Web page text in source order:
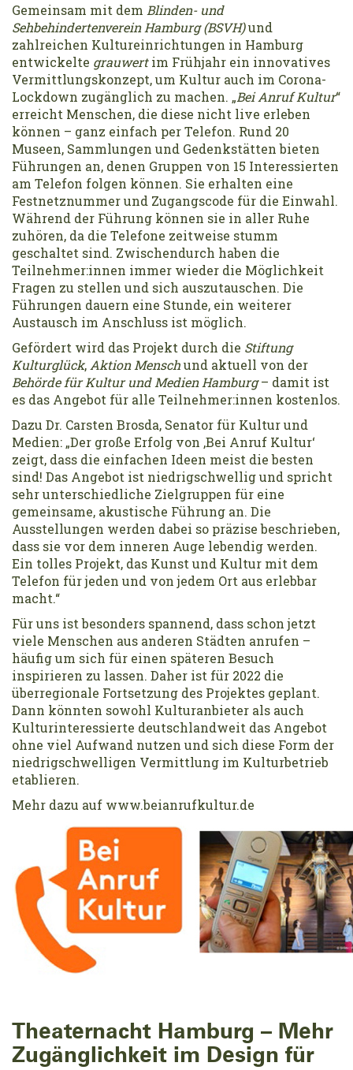
Gemeinsam mit dem Blinden- und
Sehbehindertenverein Hamburg (BSVH)und
zahlreichen Kultureinrichtungen in Hamburg
entwickelte grauwertim Frühjahr ein innovatives
Vermittlungskonzept, um Kultur auch im Corona-
Lockdown zugänglich zu machen. „Bei Anruf Kultur“
erreicht Menschen, die diese nicht live erleben
können – ganz einfach per Telefon. Rund 20
Museen, Sammlungen und Gedenkstätten bieten
Führungen an, denen Gruppen von 15 Interessierten
am Telefon folgen können. Sie erhalten eine
Festnetznummer und Zugangscode für die Einwahl.
Während der Führung können sie in aller Ruhe
zuhören, da die Telefone zeitweise stumm
geschaltet sind. Zwischendurch haben die
Teilnehmer:innen immer wieder die Möglichkeit
Fragen zu stellen und sich auszutauschen. Die
Führungen dauern eine Stunde, ein weiterer
Austausch im Anschluss ist möglich.
Gefördert wird das Projekt durch die Stiftung
Kulturglück, Aktion Menschund aktuell von der
Behörde für Kultur und Medien Hamburg– damit ist
es das Angebot für alle Teilnehmer:innen kostenlos.
Dazu Dr. Carsten Brosda, Senator für Kultur und
Medien: „Der große Erfolg von ‚Bei Anruf Kultur‘
zeigt, dass die einfachen Ideen meist die besten
sind! Das Angebot ist niedrigschwellig und spricht
sehr unterschiedliche Zielgruppen für eine
gemeinsame, akustische Führung an. Die
Ausstellungen werden dabei so präzise beschrieben,
dass sie vor dem inneren Auge lebendig werden.
Ein tolles Projekt, das Kunst und Kultur mit dem
Telefon für jeden und von jedem Ort aus erlebbar
macht.“
Für uns ist besonders spannend, dass schon jetzt
viele Menschen aus anderen Städten anrufen –
häufig um sich für einen späteren Besuch
inspirieren zu lassen. Daher ist für 2022 die
überregionale Fortsetzung des Projektes geplant.
Dann könnten sowohl Kulturanbieter als auch
Kulturinteressierte deutschlandweit das Angebot
ohne viel Aufwand nutzen und sich diese Form der
niedrigschwelligen Vermittlung im Kulturbetrieb
etablieren.
Mehr dazu auf www.beianrufkultur.de
Theaternacht Hamburg – Mehr
Zugänglichkeit im Design für